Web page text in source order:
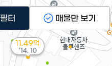
'26. 05
11.49억
'14. 10
필터 매물만 보기